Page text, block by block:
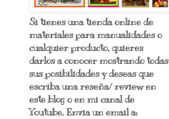
Si tienes una tienda online de
materiales para manualidades o
cualquier producto, quieres
darlos a conocer mostrando todas
sus posibilidades y deseas que
escriba una reseña/ review en
este blog o en mi canal de
Youtube. Envia un email a: